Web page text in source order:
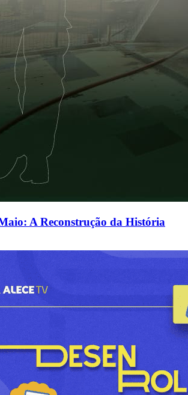
A Reconstrução da História